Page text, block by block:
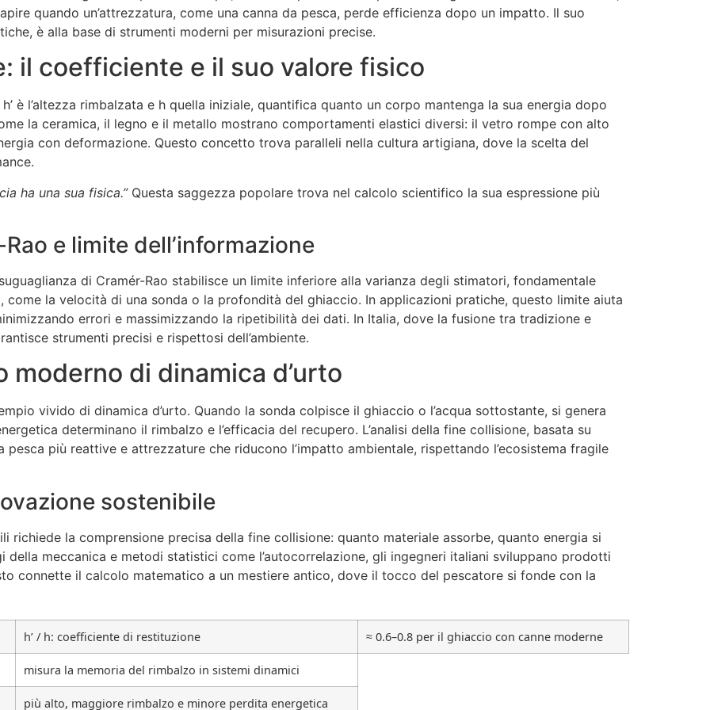
quando un’attrezzatura, come una canna da pesca, perde efficienza dopo un impatto. Il suo
è alla base di strumenti moderni per misurazioni precise.
il coefficiente e il suo valore fisico
è l’altezza rimbalzata e h quella iniziale, quantifica quanto un corpo mantenga la sua energia dopo
la ceramica, il legno e il metallo mostrano comportamenti elastici diversi: il vetro rompe con alto
con deformazione. Questo concetto trova paralleli nella cultura artigiana, dove la scelta del
ha una sua fisica.”Questa saggezza popolare trova nel calcolo scientifico la sua espressione più
e limite dell’informazione
di Cramér-Rao stabilisce un limite inferiore alla varianza degli stimatori, fondamentale
come la velocità di una sonda o la profondità del ghiaccio. In applicazioni pratiche, questo limite aiuta
errori e massimizzando la ripetibilità dei dati. In Italia, dove la fusione tra tradizione e
strumenti precisi e rispettosi dell’ambiente.
moderno di dinamica d’urto
vivido di dinamica d’urto. Quando la sonda colpisce il ghiaccio o l’acqua sottostante, si genera
determinano il rimbalzo e l’efficacia del recupero. L’analisi della fine collisione, basata su
più reattive e attrezzature che riducono l’impatto ambientale, rispettando l’ecosistema fragile
sostenibile
richiede la comprensione precisa della fine collisione: quanto materiale assorbe, quanto energia si
meccanica e metodi statistici come l’autocorrelazione, gli ingegneri italiani sviluppano prodotti
connette il calcolo matematico a un mestiere antico, dove il tocco del pescatore si fonde con la
h’ / h: coefficiente di restituzione ≈ 0.6–0.8 per il ghiaccio con canne moderne
misura la memoria del rimbalzo in sistemi dinamici
più alto, maggiore rimbalzo e minore perdita energetica